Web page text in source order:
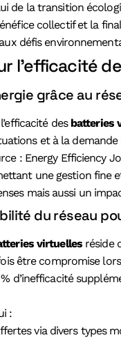
de la transition
collectif et la
défis
l’efficacité
grâce au
des batteries
et à la
: Energy Efficiency
une gestion fine
mais aussi un
du réseau
virtuellesréside
être compromise
d’inefficacité
:
via divers types